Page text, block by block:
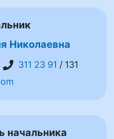
Николаевна
311 23 91 / 131
начальника